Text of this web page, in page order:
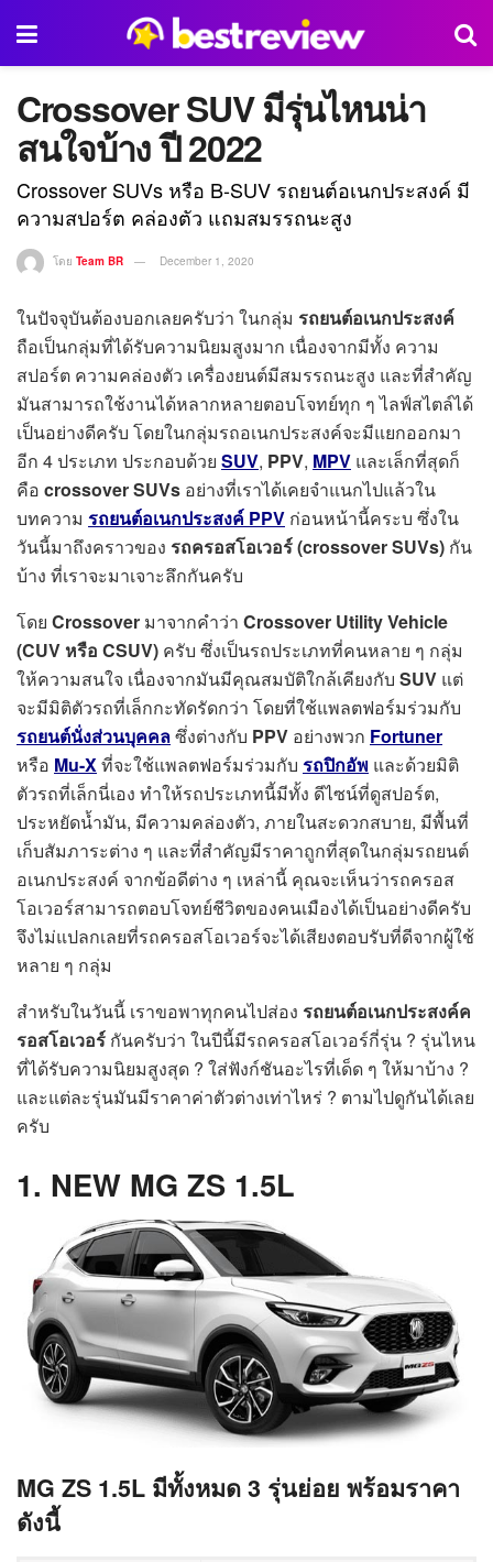
Crossover SUV มีรุ่นไหนน่า
สนใจบ้าง ปี 2022
Crossover SUVs หรือ B-SUV รถยนต์อเนกประสงค์ มี
ความสปอร์ต คล่องตัว แถมสมรรถนะสูง
โดย Team BR December 1, 2020
ในปัจจุบันต้องบอกเลยครับว่า ในกลุ่ม รถยนต์อเนกประสงค์
ถือเป็นกลุ่มที่ได้รับความนิยมสูงมาก เนื่องจากมีทั้ง ความ
สปอร์ต ความคล่องตัว เครื่องยนต์มีสมรรถนะสูง และที่สำคัญ
มันสามารถใช้งานได้หลากหลายตอบโจทย์ทุก ๆ ไลฟ์สไตล์ได้
เป็นอย่างดีครับ โดยในกลุ่มรถอเนกประสงค์จะมีแยกออกมา
อีก 4 ประเภท ประกอบด้วย SUV, PPV, MPV และเล็กที่สุดก็
คือ crossover SUVs อย่างที่เราได้เคยจำแนกไปแล้วใน
บทความ รถยนต์อเนกประสงค์ PPV ก่อนหน้านี้คระบ ซึ่งใน
วันนี้มาถึงคราวของ รถครอสโอเวอร์ (crossover SUVs) กัน
บ้าง ที่เราจะมาเจาะลึกกันครับ
โดย Crossover มาจากคำว่า Crossover Utility Vehicle
(CUV หรือ CSUV) ครับ ซึ่งเป็นรถประเภทที่คนหลาย ๆ กลุ่ม
ให้ความสนใจ เนื่องจากมันมีคุณสมบัติใกล้เคียงกับ SUV แต่
จะมีมิติตัวรถที่เล็กกะทัดรัดกว่า โดยที่ใช้แพลตฟอร์มร่วมกับ
รถยนต์นั่งส่วนบุคคลซึ่งต่างกับ PPV อย่างพวก Fortuner
หรือ Mu-Xที่จะใช้แพลตฟอร์มร่วมกับ รถปิกอัพ และด้วยมิติ
ตัวรถที่เล็กนี่เอง ทำให้รถประเภทนี้มีทั้ง ดีไซน์ที่ดูสปอร์ต,
ประหยัดน้ำมัน, มีความคล่องตัว, ภายในสะดวกสบาย, มีพื้นที่
เก็บสัมภาระต่าง ๆ และที่สำคัญมีราคาถูกที่สุดในกลุ่มรถยนต์
อเนกประสงค์ จากข้อดีต่าง ๆ เหล่านี้ คุณจะเห็นว่ารถครอส
โอเวอร์สามารถตอบโจทย์ชีวิตของคนเมืองได้เป็นอย่างดีครับ
จึงไม่แปลกเลยที่รถครอสโอเวอร์จะได้เสียงตอบรับที่ดีจากผู้ใช้
หลาย ๆ กลุ่ม
สำหรับในวันนี้ เราขอพาทุกคนไปส่อง รถยนต์อเนกประสงค์ค
รอสโอเวอร์ กันครับว่า ในปีนี้มีรถครอสโอเวอร์กี่รุ่น ? รุ่นไหน
ที่ได้รับความนิยมสูงสุด ? ใส่ฟังก์ชันอะไรที่เด็ด ๆ ให้มาบ้าง ?
และแต่ละรุ่นมันมีราคาค่าตัวต่างเท่าไหร่ ? ตามไปดูกันได้เลย
ครับ
1. NEW MG ZS 1.5L
MG ZS 1.5L มีทั้งหมด 3 รุ่นย่อย พร้อมราคา
ดังนี้